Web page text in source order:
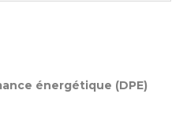
énergétique (DPE)